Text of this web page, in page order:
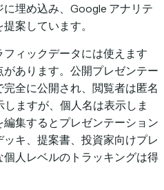
埋め込み、Google アナリテ
案しています。
ィックデータには使えます
あります。公開プレゼンテー
全に公開され、閲覧者は匿名
しますが、個人名は表示しま
集するとプレゼンテーション
キ、提案書、投資家向けプレ
人レベルのトラッキングは得